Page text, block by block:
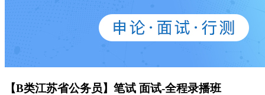
【B类江苏省公务员】笔试 面试-全程录播班